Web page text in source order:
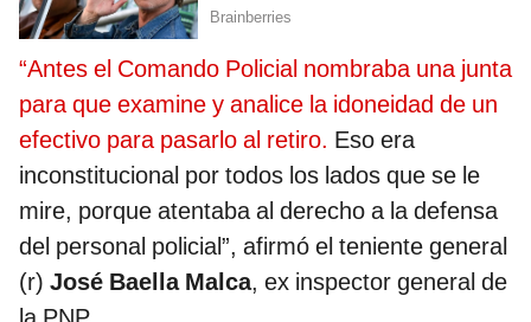
“Antes el Comando Policial nombraba una junta
para que examine y analice la idoneidad de un
efectivo para pasarlo al retiro. Eso era
inconstitucional por todos los lados que se le
mire, porque atentaba al derecho a la defensa
del personal policial”, afirmó el teniente general
(r) José Baella Malca, ex inspector general de